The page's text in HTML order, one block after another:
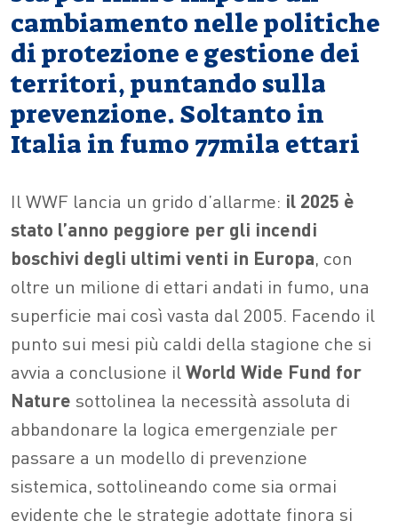
cambiamento nelle politiche
di protezione e gestione dei
territori, puntando sulla
prevenzione. Soltanto in
Italia in fumo 77mila ettari
Il WWF lancia un grido d’allarme: il 2025 è
stato l’anno peggiore per gli incendi
boschivi degli ultimi venti in Europa, con
oltre un milione di ettari andati in fumo, una
superficie mai così vasta dal 2005. Facendo il
punto sui mesi più caldi della stagione che si
avvia a conclusione il World Wide Fund for
Nature sottolinea la necessità assoluta di
abbandonare la logica emergenziale per
passare a un modello di prevenzione
sistemica, sottolineando come sia ormai
evidente che le strategie adottate finora si